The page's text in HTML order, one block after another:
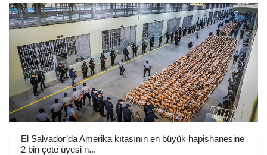
El Salvador’da Amerika kıtasının en büyük hapishanesine
2 bin çete üyesi n...